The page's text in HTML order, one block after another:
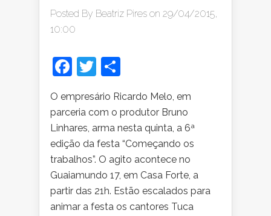
Posted By Beatriz Pires on 29/04/2015,
10:00
Facebook
Twitter
O empresário Ricardo Melo, em
parceria com o produtor Bruno
Linhares, arma nesta quinta, a 6ª
edição da festa “Começando os
trabalhos”. O agito acontece no
Guaiamundo 17, em Casa Forte, a
partir das 21h. Estão escalados para
animar a festa os cantores Tuca